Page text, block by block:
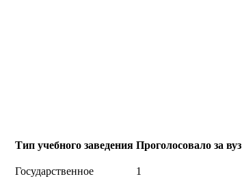
Тип учебного заведения Проголосовало за вуз
Государственное 1